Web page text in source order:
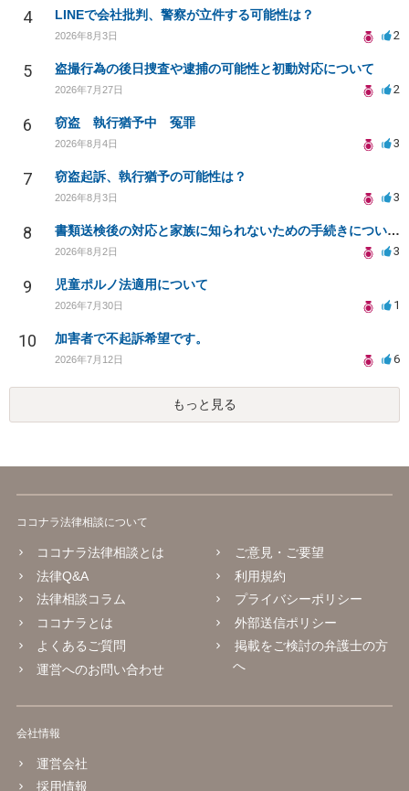
4 LINEで会社批判、警察が立件する可能性は？
2026年8月3日 2
5 盗撮行為の後日捜査や逮捕の可能性と初動対応について
2026年7月27日 2
6 窃盗 執行猶予中 冤罪
2026年8月4日 3
7 窃盗起訴、執行猶予の可能性は？
2026年8月3日 3
8 書類送検後の対応と家族に知られないための手続きについて相談
2026年8月2日 3
9 児童ポルノ法適用について
2026年7月30日 1
10 加害者で不起訴希望です。
2026年7月12日 6
もっと見る
ココナラ法律相談について
ココナラ法律相談とは
法律Q&A
法律相談コラム
ココナラとは
よくあるご質問
運営へのお問い合わせ
ご意見・ご要望
利用規約
プライバシーポリシー
外部送信ポリシー
掲載をご検討の弁護士の方
へ
会社情報
運営会社
採用情報